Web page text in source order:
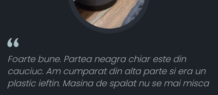
un
Toate sunt foarte luminoase și funcționează
atât de bine în curtea din spate. A primit
cele 8 bucati dar una nu a funcționat,